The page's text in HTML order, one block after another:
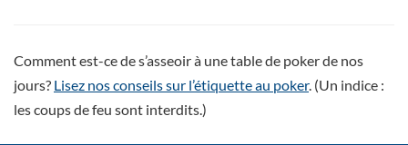
Comment est-ce de s’asseoir à une table de poker de nos
jours? Lisez nos conseils sur l’étiquette au poker. (Un indice :
les coups de feu sont interdits.)